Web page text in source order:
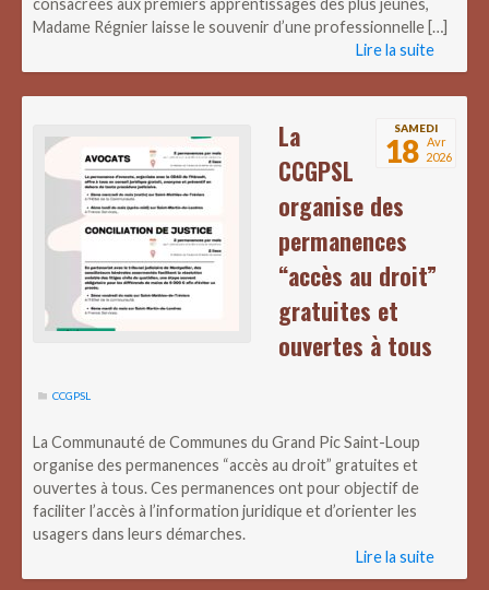
Madame Régnier laisse le souvenir d’une professionnelle […]
Lire la suite
SAMEDI
18 Avr
2026
La
CCGPSL
organise des
permanences
“accès au droit”
gratuites et
ouvertes à tous
CCGPSL
La Communauté de Communes du Grand Pic Saint-Loup
organise des permanences “accès au droit” gratuites et
ouvertes à tous. Ces permanences ont pour objectif de
faciliter l’accès à l’information juridique et d’orienter les
usagers dans leurs démarches.
Lire la suite